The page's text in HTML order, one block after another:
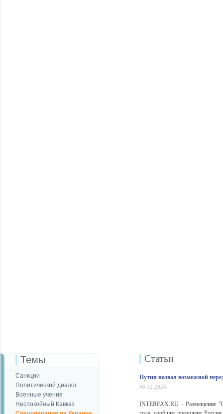
Темы
Санкции
Политический диалог
Военные учения
Неспокойный Кавказ
Статьи
Путин назвал возможной
06.12.2024
INTERFAX.RU - Размещение